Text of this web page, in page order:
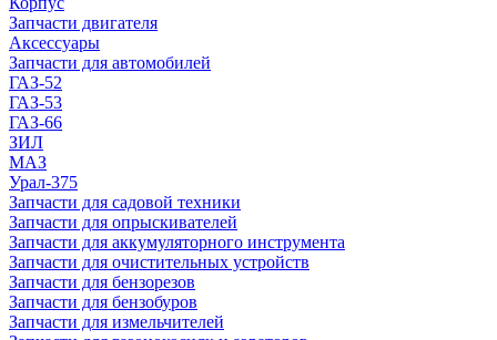
Запчасти двигателя
Аксессуары
Запчасти для автомобилей
ГАЗ-52
ГАЗ-53
ГАЗ-66
ЗИЛ
МАЗ
Урал-375
Запчасти для садовой техники
Запчасти для опрыскивателей
Запчасти для аккумуляторного инструмента
Запчасти для очистительных устройств
Запчасти для бензорезов
Запчасти для бензобуров
Запчасти для измельчителей